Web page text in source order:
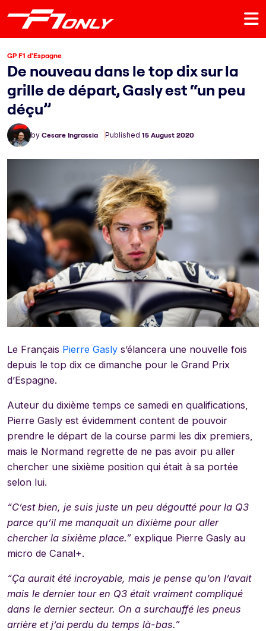
GP F1 d'Espagne
De nouveau dans le top dix sur la
grille de départ, Gasly est “un peu
déçu”
by Cesare Ingrassia Published 15 August 2020
Le Français Pierre Gasly s’élancera une nouvelle fois
depuis le top dix ce dimanche pour le Grand Prix
d’Espagne.
Auteur du dixième temps ce samedi en qualifications,
Pierre Gasly est évidemment content de pouvoir
prendre le départ de la course parmi les dix premiers,
mais le Normand regrette de ne pas avoir pu aller
chercher une sixième position qui était à sa portée
selon lui.
“C’est bien, je suis juste un peu dégoutté pour la Q3
parce qu’il me manquait un dixième pour aller
chercher la sixième place.” explique Pierre Gasly au
micro de Canal+.
“Ça aurait été incroyable, mais je pense qu’on l’avait
mais le dernier tour en Q3 était vraiment compliqué
dans le dernier secteur. On a surchauffé les pneus
arrière et j’ai perdu du temps là-bas.”